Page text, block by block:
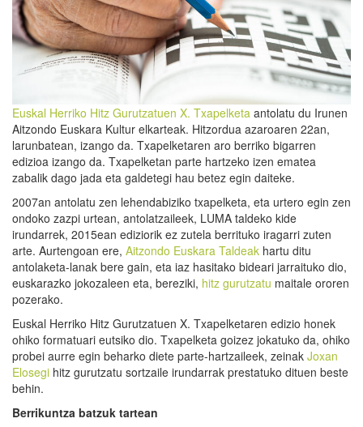
Euskal Herriko Hitz Gurutzatuen X. Txapelketa antolatu du Irunen
Aitzondo Euskara Kultur elkarteak. Hitzordua azaroaren 22an,
larunbatean, izango da. Txapelketaren aro berriko bigarren
edizioa izango da. Txapelketan parte hartzeko izen ematea
zabalik dago jada eta galdetegi hau betez egin daiteke.
2007an antolatu zen lehendabiziko txapelketa, eta urtero egin zen
ondoko zazpi urtean, antolatzaileek, LUMA taldeko kide
irundarrek, 2015ean ediziorik ez zutela berrituko iragarri zuten
arte. Aurtengoan ere, Aitzondo Euskara Taldeak hartu ditu
antolaketa-lanak bere gain, eta iaz hasitako bideari jarraituko dio,
euskarazko jokozaleen eta, bereziki, hitz gurutzatu maitale ororen
pozerako.
Euskal Herriko Hitz Gurutzatuen X. Txapelketaren edizio honek
ohiko formatuari eutsiko dio. Txapelketa goizez jokatuko da, ohiko
probei aurre egin beharko diete parte-hartzaileek, zeinak Joxan
Elosegi hitz gurutzatu sortzaile irundarrak prestatuko dituen beste
behin.
Berrikuntza batzuk tartean